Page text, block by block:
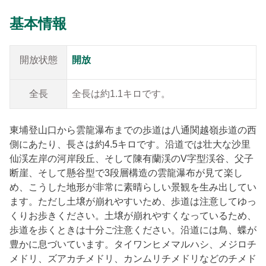
基本情報
開放状態 開放
全長 全長は約1.1キロです。
東埔登山口から雲龍瀑布までの歩道は八通関越嶺歩道の西
側にあたり、長さは約4.5キロです。沿道では壮大な沙里
仙渓左岸の河岸段丘、そして陳有蘭渓のV字型渓谷、父子
断崖、そして懸谷型で3段層構造の雲龍瀑布が見て楽し
め、こうした地形が非常に素晴らしい景観を生み出してい
ます。ただし土壌が崩れやすいため、歩道は注意してゆっ
くりお歩きください。土壌が崩れやすくなっているため、
歩道を歩くときは十分ご注意ください。沿道には鳥、蝶が
豊かに息づいています。タイワンヒメマルハシ、メジロチ
メドリ、ズアカチメドリ、カンムリチメドリなどのチメド